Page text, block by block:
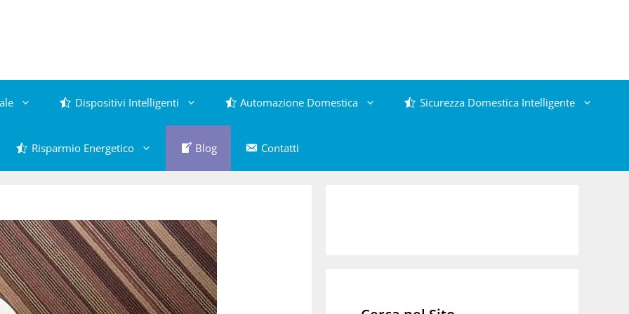
Dispositivi Intelligenti Automazione Domestica Sicurezza Domestica Intelligente
Risparmio Energetico Blog Contatti